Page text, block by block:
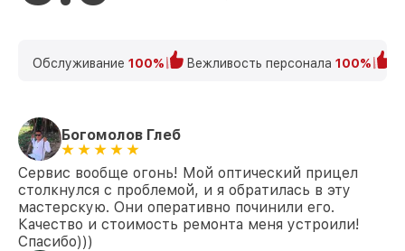
Обслуживание 100% Вежливость персонала 100%
Богомолов Глеб
Сервис вообще огонь! Мой оптический прицел
столкнулся с проблемой, и я обратилась в эту
мастерскую. Они оперативно починили его.
Качество и стоимость ремонта меня устроили!
Спасибо)))